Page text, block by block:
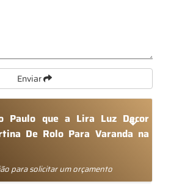
Enviar
Paulo que a Lira Luz Decor
De Rolo Para Varanda na
para solicitar um orçamento